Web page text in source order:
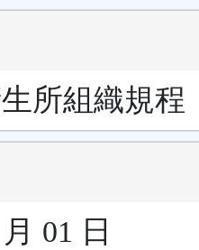
所組織規程
01 日